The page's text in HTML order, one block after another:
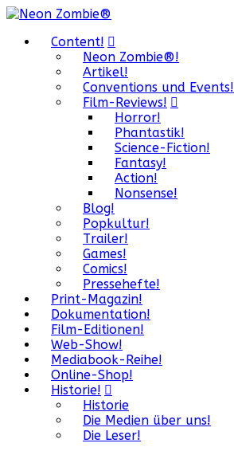
Content!
Neon Zombie®!
Artikel!
Conventions und Events!
Film-Reviews!
Horror!
Phantastik!
Science-Fiction!
Fantasy!
Action!
Nonsense!
Blog!
Popkultur!
Trailer!
Games!
Comics!
Pressehefte!
Print-Magazin!
Dokumentation!
Film-Editionen!
Web-Show!
Mediabook-Reihe!
Online-Shop!
Historie!
Historie
Die Medien über uns!
Die Leser!